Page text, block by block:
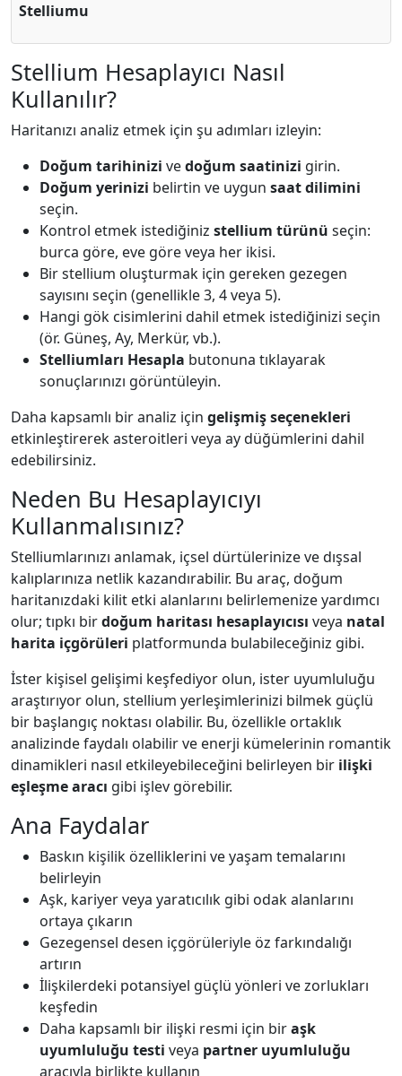
Stelliumu
Stellium Hesaplayıcı Nasıl
Kullanılır?
Haritanızı analiz etmek için şu adımları izleyin:
Doğum tarihinizi vedoğum saatinizi girin.
Doğum yerinizi belirtin ve uygun saat dilimini
seçin.
Kontrol etmek istediğiniz stellium türünü seçin:
burca göre, eve göre veya her ikisi.
Bir stellium oluşturmak için gereken gezegen
sayısını seçin (genellikle 3, 4 veya 5).
Hangi gök cisimlerini dahil etmek istediğinizi seçin
(ör. Güneş, Ay, Merkür, vb.).
Stelliumları Hesapla butonuna tıklayarak
sonuçlarınızı görüntüleyin.
Daha kapsamlı bir analiz için gelişmiş seçenekleri
etkinleştirerek asteroitleri veya ay düğümlerini dahil
edebilirsiniz.
Neden Bu Hesaplayıcıyı
Kullanmalısınız?
Stelliumlarınızı anlamak, içsel dürtülerinize ve dışsal
kalıplarınıza netlik kazandırabilir. Bu araç, doğum
haritanızdaki kilit etki alanlarını belirlemenize yardımcı
olur; tıpkı birdoğum haritası hesaplayıcısı veya natal
harita içgörüleri platformunda bulabileceğiniz gibi.
İster kişisel gelişimi keşfediyor olun, ister uyumluluğu
araştırıyor olun, stellium yerleşimlerinizi bilmek güçlü
bir başlangıç noktası olabilir. Bu, özellikle ortaklık
analizinde faydalı olabilir ve enerji kümelerinin romantik
dinamikleri nasıl etkileyebileceğini belirleyen bir ilişki
eşleşme aracı gibi işlev görebilir.
Ana Faydalar
Baskın kişilik özelliklerini ve yaşam temalarını
belirleyin
Aşk, kariyer veya yaratıcılık gibi odak alanlarını
ortaya çıkarın
Gezegensel desen içgörüleriyle öz farkındalığı
artırın
İlişkilerdeki potansiyel güçlü yönleri ve zorlukları
keşfedin
Daha kapsamlı bir ilişki resmi için biraşk
uyumluluğu testi veya partner uyumluluğu
aracıyla birlikte kullanın